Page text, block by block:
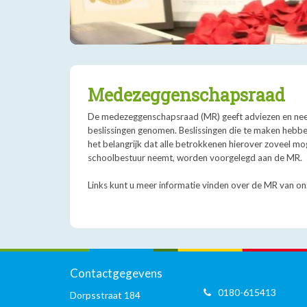
Medezeggenschapsraad
De medezeggenschapsraad (MR) geeft adviezen en
beslissingen genomen. Beslissingen die te maken
het belangrijk dat alle betrokkenen hierover zoveel
schoolbestuur neemt, worden voorgelegd aan de MR.
Links kunt u meer informatie vinden over de MR van
Contactgegevens
Dorpsstraat 184 0180-615413